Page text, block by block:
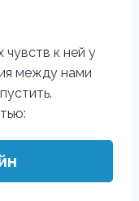
чувств к ней у
между нами